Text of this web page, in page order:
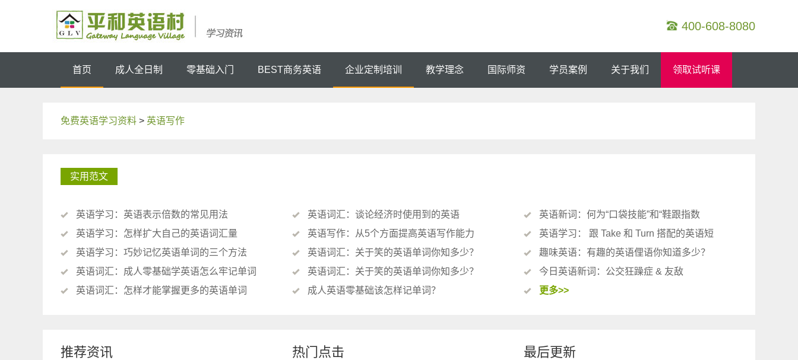
400-608-8080
首页 成人全日制 零基础入门 BEST商务英语 企业定制培训 教学理念 国际师资 学员案例 关于我们 领取试听课
免费英语学习资料 > 英语写作
实用范文
英语学习：英语表示倍数的常见用法
英语学习：怎样扩大自己的英语词汇量
英语学习：巧妙记忆英语单词的三个方法
英语词汇：成人零基础学英语怎么牢记单词
英语词汇：怎样才能掌握更多的英语单词
英语词汇：谈论经济时使用到的英语
英语写作：从5个方面提高英语写作能力
英语词汇：关于笑的英语单词你知多少？
英语词汇：关于笑的英语单词你知多少？
成人英语零基础该怎样记单词？
英语新词：何为“口袋技能”和“鞋跟指数
英语学习： 跟 Take 和 Turn 搭配的英语短
趣味英语：有趣的英语俚语你知道多少？
今日英语新词：公交狂躁症 & 友敌
更多>>
推荐资讯 热门点击 最后更新